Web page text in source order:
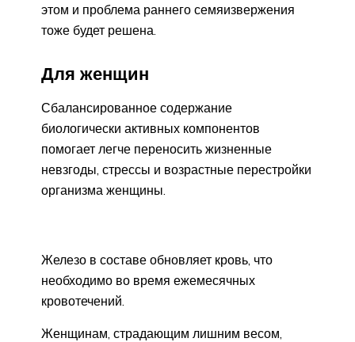
этом и проблема раннего семяизвержения
тоже будет решена.
Для женщин
Сбалансированное содержание
биологически активных компонентов
помогает легче переносить жизненные
невзгоды, стрессы и возрастные перестройки
организма женщины.
Железо в составе обновляет кровь, что
необходимо во время ежемесячных
кровотечений.
Женщинам, страдающим лишним весом,